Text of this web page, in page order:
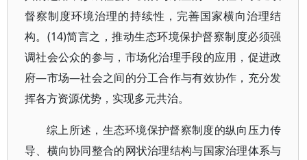
督察制度环境治理的持续性，完善国家横向治理结
构。(14)简言之，推动生态环境保护督察制度必须强
调社会公众的参与，市场化治理手段的应用，促进政
府—市场—社会之间的分工合作与有效协作，充分发
挥各方资源优势，实现多元共治。
综上所述，生态环境保护督察制度的纵向压力传
导、横向协同整合的网状治理结构与国家治理体系与